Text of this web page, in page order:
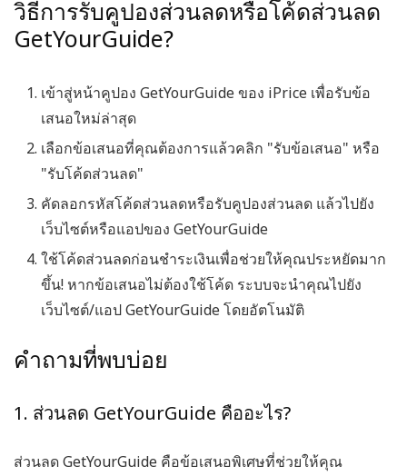
วิธีการรับคูปองส่วนลดหรือโค้ดส่วนลด
GetYourGuide?
เข้าสู่หน้าคูปอง GetYourGuide ของ iPrice เพื่อรับข้อ
เสนอใหม่ล่าสุด
เลือกข้อเสนอที่คุณต้องการแล้วคลิก "รับข้อเสนอ" หรือ
"รับโค้ดส่วนลด"
คัดลอกรหัสโค้ดส่วนลดหรือรับคูปองส่วนลด แล้วไปยัง
เว็บไซต์หรือแอปของ GetYourGuide
ใช้โค้ดส่วนลดก่อนชำระเงินเพื่อช่วยให้คุณประหยัดมาก
ขึ้น! หากข้อเสนอไม่ต้องใช้โค้ด ระบบจะนำคุณไปยัง
เว็บไซต์/แอป GetYourGuide โดยอัตโนมัติ
คำถามที่พบบ่อย
1. ส่วนลด GetYourGuide คืออะไร?
ส่วนลด GetYourGuide คือข้อเสนอพิเศษที่ช่วยให้คุณ